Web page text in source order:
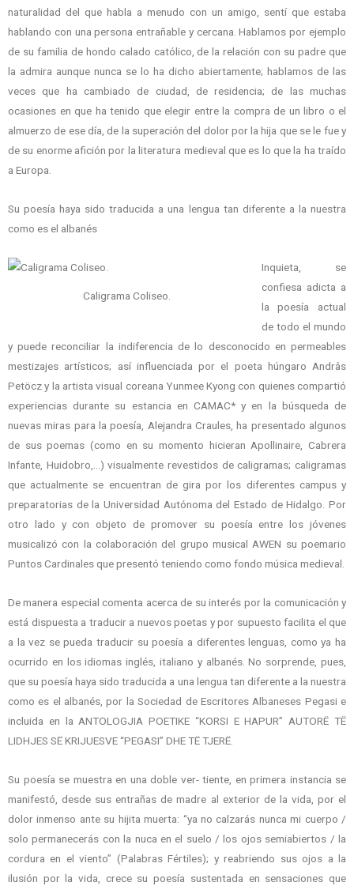
naturalidad del que habla a menudo con un amigo, sentí que estaba
hablando con una persona entrañable y cercana. Hablamos por ejemplo
de su familia de hondo calado católico, de la relación con su padre que
la admira aunque nunca se lo ha dicho abiertamente; hablamos de las
veces que ha cambiado de ciudad, de residencia; de las muchas
ocasiones en que ha tenido que elegir entre la compra de un libro o el
almuerzo de ese día, de la superación del dolor por la hija que se le fue y
de su enorme afición por la literatura medieval que es lo que la ha traído
a Europa.
Su poesía haya sido traducida a una lengua tan diferente a la nuestra
como es el albanés
Caligrama Coliseo.
Inquieta, se
confiesa adicta a
la poesía actual
de todo el mundo
y puede reconciliar la indiferencia de lo desconocido en permeables
mestizajes artísticos; así influenciada por el poeta húngaro Andrâs
Petöcz y la artista visual coreana Yunmee Kyong con quienes compartió
experiencias durante su estancia en CAMAC* y en la búsqueda de
nuevas miras para la poesía, Alejandra Craules, ha presentado algunos
de sus poemas (como en su momento hicieran Apollinaire, Cabrera
Infante, Huidobro,…) visualmente revestidos de caligramas; caligramas
que actualmente se encuentran de gira por los diferentes campus y
preparatorias de la Universidad Autónoma del Estado de Hidalgo. Por
otro lado y con objeto de promover su poesía entre los jóvenes
musicalizó con la colaboración del grupo musical AWEN su poemario
Puntos Cardinales que presentó teniendo como fondo música medieval.
De manera especial comenta acerca de su interés por la comunicación y
está dispuesta a traducir a nuevos poetas y por supuesto facilita el que
a la vez se pueda traducir su poesía a diferentes lenguas, como ya ha
ocurrido en los idiomas inglés, italiano y albanés. No sorprende, pues,
que su poesía haya sido traducida a una lengua tan diferente a la nuestra
como es el albanés, por la Sociedad de Escritores Albaneses Pegasi e
incluida en la ANTOLOGJIA POETIKE “KORSI E HAPUR” AUTORË TË
LIDHJES SË KRIJUESVE “PEGASI” DHE TË TJERË.
Su poesía se muestra en una doble ver- tiente, en primera instancia se
manifestó, desde sus entrañas de madre al exterior de la vida, por el
dolor inmenso ante su hijita muerta: “ya no calzarás nunca mi cuerpo /
solo permanecerás con la nuca en el suelo / los ojos semiabiertos / la
cordura en el viento” (Palabras Fértiles); y reabriendo sus ojos a la
ilusión por la vida, crece su poesía sustentada en sensaciones que